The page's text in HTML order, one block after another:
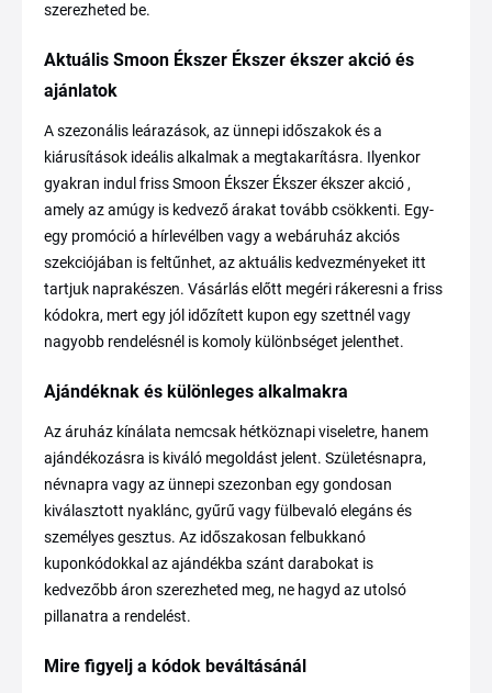
szerezheted be.
Aktuális Smoon Ékszer Ékszer ékszer akció és
ajánlatok
A szezonális leárazások, az ünnepi időszakok és a
kiárusítások ideális alkalmak a megtakarításra. Ilyenkor
gyakran indul friss Smoon Ékszer Ékszer ékszer akció ,
amely az amúgy is kedvező árakat tovább csökkenti. Egy-
egy promóció a hírlevélben vagy a webáruház akciós
szekciójában is feltűnhet, az aktuális kedvezményeket itt
tartjuk naprakészen. Vásárlás előtt megéri rákeresni a friss
kódokra, mert egy jól időzített kupon egy szettnél vagy
nagyobb rendelésnél is komoly különbséget jelenthet.
Ajándéknak és különleges alkalmakra
Az áruház kínálata nemcsak hétköznapi viseletre, hanem
ajándékozásra is kiváló megoldást jelent. Születésnapra,
névnapra vagy az ünnepi szezonban egy gondosan
kiválasztott nyaklánc, gyűrű vagy fülbevaló elegáns és
személyes gesztus. Az időszakosan felbukkanó
kuponkódokkal az ajándékba szánt darabokat is
kedvezőbb áron szerezheted meg, ne hagyd az utolsó
pillanatra a rendelést.
Mire figyelj a kódok beváltásánál